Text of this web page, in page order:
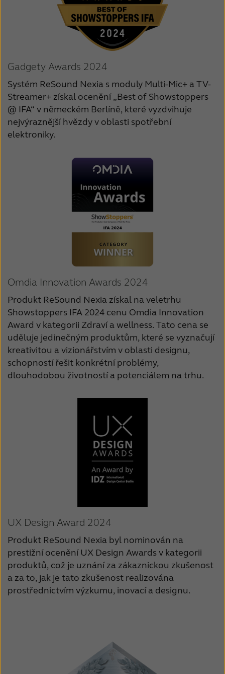
Gadgety Awards 2024
Systém ReSound Nexia s moduly Multi-Mic+ a TV-
Streamer+ získal ocenění „Best of Showstoppers
@ IFA“ v německém Berlíně, které vyzdvihuje
nejvýraznější hvězdy v oblasti spotřební
elektroniky.
Omdia Innovation Awards 2024
Produkt ReSound Nexia získal na veletrhu
Showstoppers IFA 2024 cenu Omdia Innovation
Award v kategorii Zdraví a wellness. Tato cena se
uděluje jedinečným produktům, které se vyznačují
kreativitou a vizionářstvím v oblasti designu,
schopností řešit konkrétní problémy,
dlouhodobou životností a potenciálem na trhu.
UX Design Award 2024
Produkt ReSound Nexia byl nominován na
prestižní ocenění UX Design Awards v kategorii
produktů, což je uznání za zákaznickou zkušenost
a za to, jak je tato zkušenost realizována
prostřednictvím výzkumu, inovací a designu.